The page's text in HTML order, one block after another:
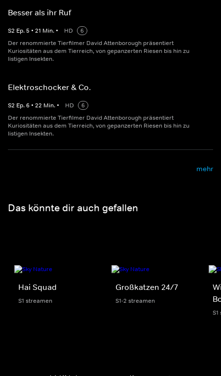
Besser als ihr Ruf
S2 Ep.5 • 21 Min. • HD
6
Der renommierte Tierfilmer David Attenborough präsentiert
Kuriositäten aus dem Tierreich, von gepanzerten Riesen bis hin zu
listigen Insekten.
Elektroschocker & Co.
S2 Ep.6 • 22 Min. • HD
6
Der renommierte Tierfilmer David Attenborough präsentiert
Kuriositäten aus dem Tierreich, von gepanzerten Riesen bis hin zu
listigen Insekten.
mehr
Das könnte dir auch gefallen
Hai Squad
S1 streamen
Großkatzen 24/7
S1-2 streamen